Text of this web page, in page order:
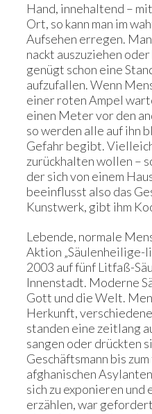
Hand, innehaltend –
Ort, so kann man im
Aufsehen erregen.
nackt auszuziehen
genügt schon eine
aufzufallen. Wenn
einer roten Ampel
einen Meter vor den
so werden alle auf ihn
Gefahr begibt.
zurückhalten wollen –
der sich von einem
beeinflusst also das
Kunstwerk, gibt ihm
Lebende, normale
Aktion „Säulenheilige-
2003 auf fünf Litfaß-
Innenstadt. Moderne
Gott und die Welt.
Herkunft,
standen eine zeitlang
sangen oder drückten
Geschäftsmann bis
afghanischen
sich zu exponieren und
erzählen, war